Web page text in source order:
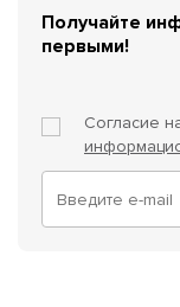
Получайте
первыми!
Согласие